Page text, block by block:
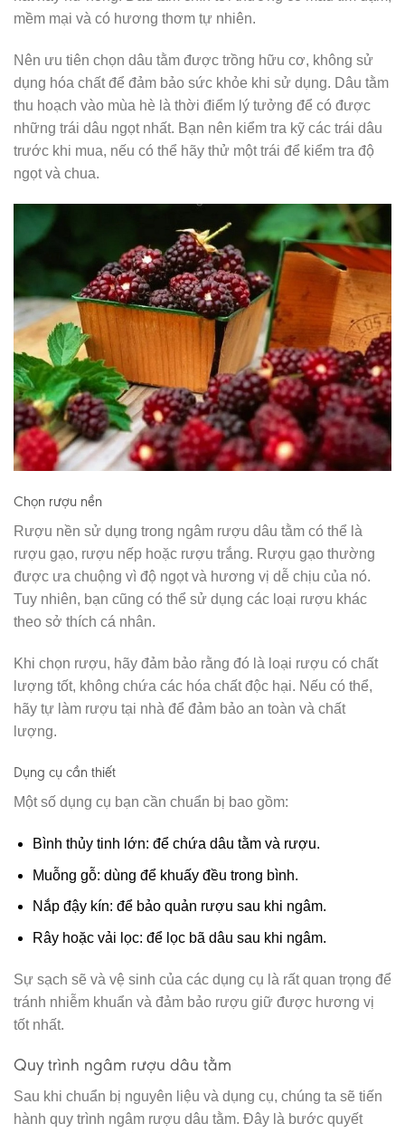
mềm mại và có hương thơm tự nhiên.
Nên ưu tiên chọn dâu tằm được trồng hữu cơ, không sử
dụng hóa chất để đảm bảo sức khỏe khi sử dụng. Dâu tằm
thu hoạch vào mùa hè là thời điểm lý tưởng để có được
những trái dâu ngọt nhất. Bạn nên kiểm tra kỹ các trái dâu
trước khi mua, nếu có thể hãy thử một trái để kiểm tra độ
ngọt và chua.
Chọn rượu nền
Rượu nền sử dụng trong ngâm rượu dâu tằm có thể là
rượu gạo, rượu nếp hoặc rượu trắng. Rượu gạo thường
được ưa chuộng vì độ ngọt và hương vị dễ chịu của nó.
Tuy nhiên, bạn cũng có thể sử dụng các loại rượu khác
theo sở thích cá nhân.
Khi chọn rượu, hãy đảm bảo rằng đó là loại rượu có chất
lượng tốt, không chứa các hóa chất độc hại. Nếu có thể,
hãy tự làm rượu tại nhà để đảm bảo an toàn và chất
lượng.
Dụng cụ cần thiết
Một số dụng cụ bạn cần chuẩn bị bao gồm:
Bình thủy tinh lớn: để chứa dâu tằm và rượu.
Muỗng gỗ: dùng để khuấy đều trong bình.
Nắp đậy kín: để bảo quản rượu sau khi ngâm.
Rây hoặc vải lọc: để lọc bã dâu sau khi ngâm.
Sự sạch sẽ và vệ sinh của các dụng cụ là rất quan trọng để
tránh nhiễm khuẩn và đảm bảo rượu giữ được hương vị
tốt nhất.
Quy trình ngâm rượu dâu tằm
Sau khi chuẩn bị nguyên liệu và dụng cụ, chúng ta sẽ tiến
hành quy trình ngâm rượu dâu tằm. Đây là bước quyết